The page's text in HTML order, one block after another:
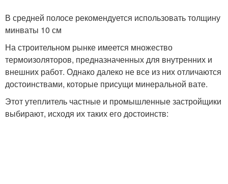
В средней полосе рекомендуется использовать толщину
минваты 10 см
На строительном рынке имеется множество
термоизоляторов, предназначенных для внутренних и
внешних работ. Однако далеко не все из них отличаются
достоинствами, которые присущи минеральной вате.
Этот утеплитель частные и промышленные застройщики
выбирают, исходя их таких его достоинств: